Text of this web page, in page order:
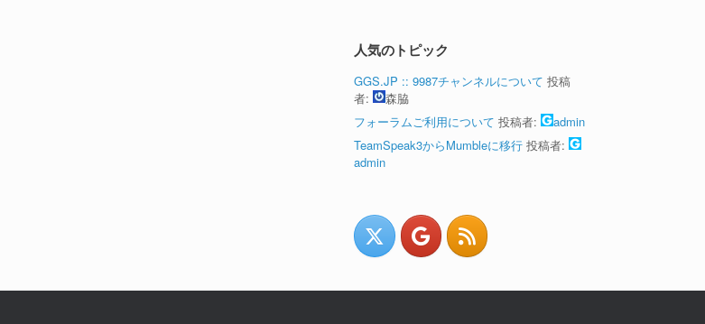
人気のトピック
GGS.JP :: 9987チャンネルについて 投稿
者:
森脇
フォーラムご利用について 投稿者:
admin
TeamSpeak3からMumbleに移行 投稿者:
admin